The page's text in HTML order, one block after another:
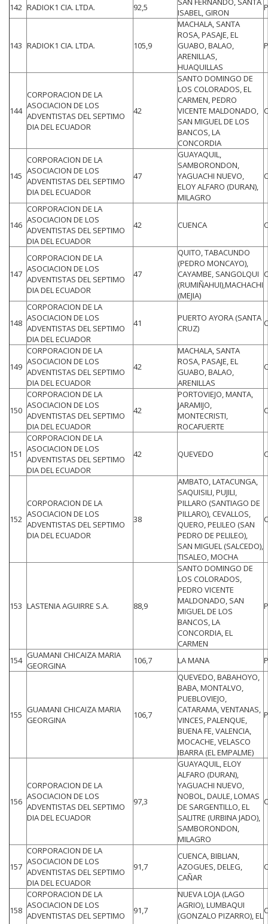
142 RADIOK1 CIA. LTDA. 92,5
ISABEL, GIRON
143 RADIOK1 CIA. LTDA. 105,9
MACHALA, SANTA
ROSA, PASAJE, EL
GUABO, BALAO,
ARENILLAS,
HUAQUILLAS
144
CORPORACION DE LA
ASOCIACION DE LOS
ADVENTISTAS DEL SEPTIMO
DIA DEL ECUADOR
42
SANTO DOMINGO DE
LOS COLORADOS, EL
CARMEN, PEDRO
VICENTE MALDONADO,
SAN MIGUEL DE LOS
BANCOS, LA
CONCORDIA
145
CORPORACION DE LA
ASOCIACION DE LOS
ADVENTISTAS DEL SEPTIMO
DIA DEL ECUADOR
47
GUAYAQUIL,
SAMBORONDON,
YAGUACHI NUEVO,
ELOY ALFARO (DURAN),
MILAGRO
146
CORPORACION DE LA
ASOCIACION DE LOS
ADVENTISTAS DEL SEPTIMO
DIA DEL ECUADOR
42 CUENCA
147
CORPORACION DE LA
ASOCIACION DE LOS
ADVENTISTAS DEL SEPTIMO
DIA DEL ECUADOR
47
QUITO, TABACUNDO
(PEDRO MONCAYO),
CAYAMBE, SANGOLQUI
(RUMIÑAHUI),MACHACHI
(MEJIA)
148
CORPORACION DE LA
ASOCIACION DE LOS
ADVENTISTAS DEL SEPTIMO
DIA DEL ECUADOR
41
PUERTO AYORA (SANTA
CRUZ)
149
CORPORACION DE LA
ASOCIACION DE LOS
ADVENTISTAS DEL SEPTIMO
DIA DEL ECUADOR
42
MACHALA, SANTA
ROSA, PASAJE, EL
GUABO, BALAO,
ARENILLAS
150
CORPORACION DE LA
ASOCIACION DE LOS
ADVENTISTAS DEL SEPTIMO
DIA DEL ECUADOR
42
PORTOVIEJO, MANTA,
JARAMIJO,
MONTECRISTI,
ROCAFUERTE
151
CORPORACION DE LA
ASOCIACION DE LOS
ADVENTISTAS DEL SEPTIMO
DIA DEL ECUADOR
42 QUEVEDO
152
CORPORACION DE LA
ASOCIACION DE LOS
ADVENTISTAS DEL SEPTIMO
DIA DEL ECUADOR
38
AMBATO, LATACUNGA,
SAQUISILI, PUJILI,
PILLARO (SANTIAGO DE
PILLARO), CEVALLOS,
QUERO, PELILEO (SAN
PEDRO DE PELILEO),
SAN MIGUEL (SALCEDO),
TISALEO, MOCHA
153 LASTENIA AGUIRRE S.A. 88,9
SANTO DOMINGO DE
LOS COLORADOS,
PEDRO VICENTE
MALDONADO, SAN
MIGUEL DE LOS
BANCOS, LA
CONCORDIA, EL
CARMEN
154 GUAMANI CHICAIZA MARIA
GEORGINA
106,7 LA MANA
155 GUAMANI CHICAIZA MARIA
GEORGINA
106,7
QUEVEDO, BABAHOYO,
BABA, MONTALVO,
PUEBLOVIEJO,
CATARAMA, VENTANAS,
VINCES, PALENQUE,
BUENA FE, VALENCIA,
MOCACHE, VELASCO
IBARRA (EL EMPALME)
156
CORPORACION DE LA
ASOCIACION DE LOS
ADVENTISTAS DEL SEPTIMO
DIA DEL ECUADOR
97,3
GUAYAQUIL, ELOY
ALFARO (DURAN),
YAGUACHI NUEVO,
NOBOL, DAULE, LOMAS
DE SARGENTILLO, EL
SALITRE (URBINA JADO),
SAMBORONDON,
MILAGRO
157
CORPORACION DE LA
ASOCIACION DE LOS
ADVENTISTAS DEL SEPTIMO
DIA DEL ECUADOR
91,7
CUENCA, BIBLIAN,
AZOGUES, DELEG,
CAÑAR
158
CORPORACION DE LA
ASOCIACION DE LOS
ADVENTISTAS DEL SEPTIMO
91,7
NUEVA LOJA (LAGO
AGRIO), LUMBAQUI
(GONZALO PIZARRO), EL